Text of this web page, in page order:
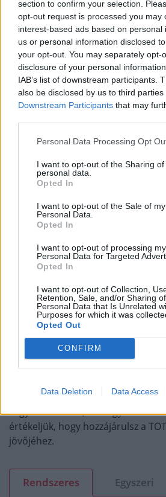
section to confirm your selection.
opt-out request is processed you may
interest-based ads based on personal
us or personal information disclosed
your opt-out. You may separately opt-
disclosure of your personal
IAB’s list of downstream participants.
also be disclosed by us to third parties
Downstream Participants that may
Personal Data Processing Opt
I want to opt-out of the Sharing of
personal data.
Opted In
I want to opt-out of the Sale of my
Personal Data.
Opted In
I want to opt-out of processing my
Personal Data for Targeted
Opted In
I want to opt-out of Collection,
Retention, Sale, and/or Sharing
Personal Data that Is Unrelated
Purposes for which it was
Opted Out
CONFIRM
Data Deletion Data Access
bajnok van az MMA-ban,
korlátozó. Az MMA-ban, ha
az őrületesen nagy dolog. És
azok is mindössze két
bajnokok. Háromban még
talán megpróbálja majd
jelenleg körülbelül 240 font a
hiszen korábban 185 fontban
lehetőség és több súlycsoport
extrém fogyasztást, és
harcosokat. Egyszerűen a több
Rengeteg srác lehetne bajnok,
számukra megfelelő
TÁMOGASD A
EZZEL
Mi naprakészen tartunk a UFC és
harcművészek fontos híreivel
most segíthetsz, hogy ezt még
Legyen az kicsi vagy nagy mértékű
vagy rendszeres, mi nagyon
értékeljük, hogy hozzájárulsz a
jövőjéhez.
Rendszeres Egyszeri